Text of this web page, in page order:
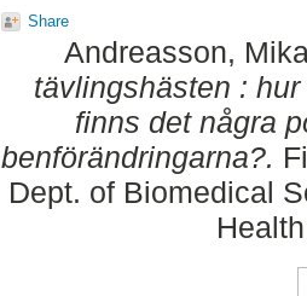
Share
Andreasson,
tävlingshästen :
finns det några
benförändringarna?.
Dept. of Biomedical